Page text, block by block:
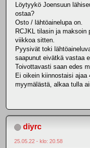
Löytyykö Joensuun
ostaa?
Osto / lähtöainelupa on.
RCJKL tilasin ja
viikkoa sitten.
Pyysivät toki
saapunut eivätkä vastaa
Toivottavasti saan edes
Ei oikein kiinnostaisi ajaa
myymälästä, alkaa tulla
diyrc
25.05.22 - klo: 20.58